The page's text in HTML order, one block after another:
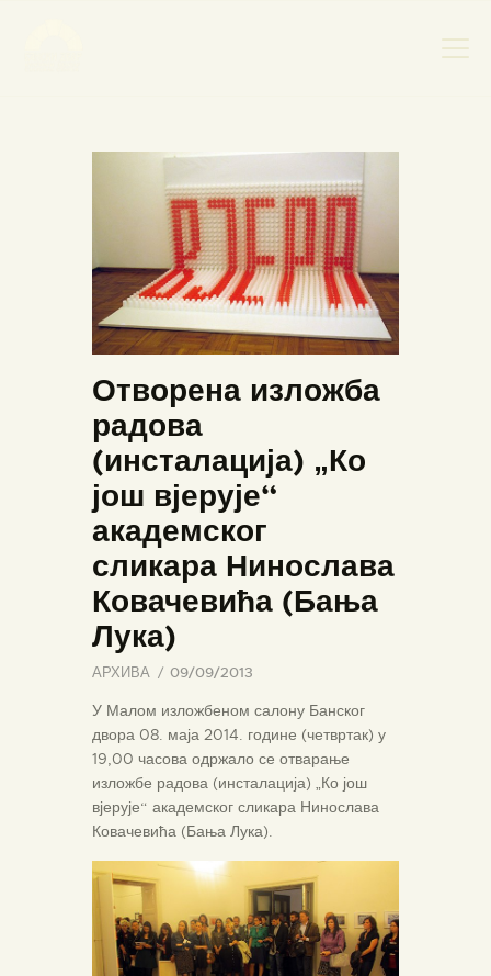
НОВОСТИ
НАЈАВА ДОГАЂАЈА
БАНСКИ ДВОР
ФОТОГРАФИЈЕ
ВИДЕО
КОНТАКТ
Отворена изложба
радова
(инсталација) „Ко
још вјерује“
академског
сликара Нинослава
Ковачевића (Бања
Лука)
АРХИВА 09/09/2013
У Малом изложбеном салону Банског
двора 08. маја 2014. године (четвртак) у
19,00 часова одржало се отварање
изложбе радова (инсталација) „Ко још
вјерује“ академског сликара Нинослава
Ковачевића (Бања Лука).